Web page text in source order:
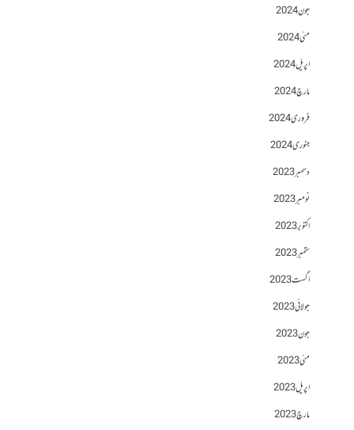
جون 2024
مئی 2024
اپریل 2024
مارچ 2024
فروری 2024
جنوری 2024
دسمبر 2023
نومبر 2023
اکتوبر 2023
ستمبر 2023
اگست 2023
جولائی 2023
جون 2023
مئی 2023
اپریل 2023
مارچ 2023